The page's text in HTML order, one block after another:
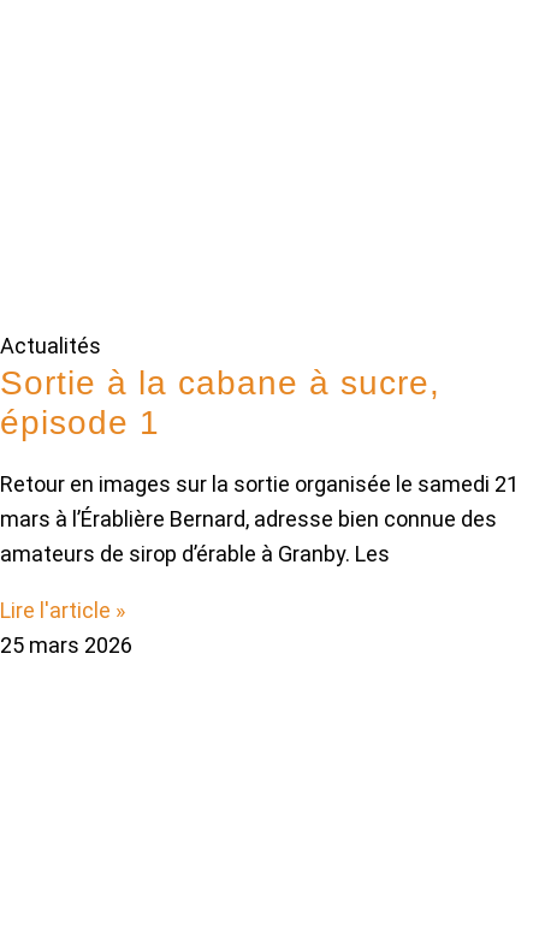
Actualités
Sortie à la cabane à sucre,
épisode 1
Retour en images sur la sortie organisée le samedi 21
mars à l’Érablière Bernard, adresse bien connue des
amateurs de sirop d’érable à Granby. Les
Lire l'article »
25 mars 2026